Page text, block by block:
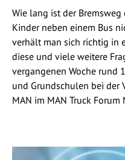
Wie lang ist der Bremsweg
Kinder neben einem Bus
verhält man sich richtig in
diese und viele weitere
vergangenen Woche rund
und Grundschulen bei der
MAN im MAN Truck Forum